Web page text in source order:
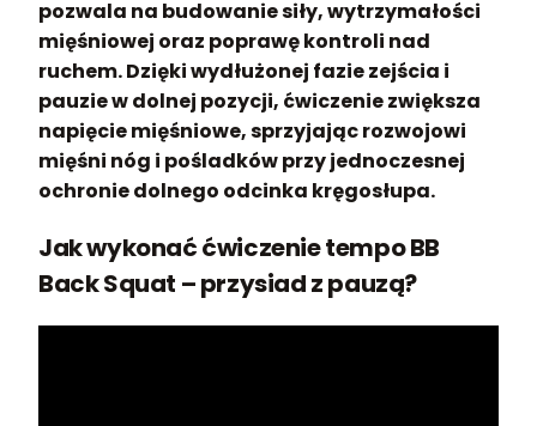
pozwala na budowanie siły, wytrzymałości
mięśniowej oraz poprawę kontroli nad
ruchem. Dzięki wydłużonej fazie zejścia i
pauzie w dolnej pozycji, ćwiczenie zwiększa
napięcie mięśniowe, sprzyjając rozwojowi
mięśni nóg i pośladków przy jednoczesnej
ochronie dolnego odcinka kręgosłupa.
Jak wykonać ćwiczenie tempo BB
Back Squat – przysiad z pauzą?